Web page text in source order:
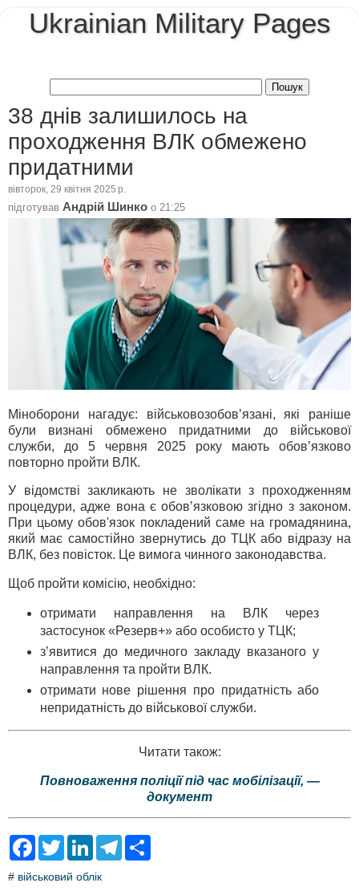
Ukrainian Military Pages
38 днів залишилось на
проходження ВЛК обмежено
придатними
вівторок, 29 квітня 2025 р.
підготував Андрій Шинко о 21:25
Міноборони нагадує: військовозобовʼязані, які раніше
були визнані обмежено придатними до військової
служби, до 5 червня 2025 року мають обов’язково
повторно пройти ВЛК.
У відомстві закликають не зволікати з проходженням
процедури, адже вона є обов’язковою згідно з законом.
При цьому обов'язок покладений саме на громадянина,
який має самостійно звернутись до ТЦК або відразу на
ВЛК, без повісток. Це вимога чинного законодавства.
Щоб пройти комісію, необхідно:
отримати направлення на ВЛК через
застосунок «Резерв+» або особисто у ТЦК;
з’явитися до медичного закладу вказаного у
направлення та пройти ВЛК.
отримати нове рішення про придатність або
непридатність до військової служби.
Читати також:
Повноваження поліції під час мобілізації, —
документ
F
e
T
t
L
k
T
# військовий облік